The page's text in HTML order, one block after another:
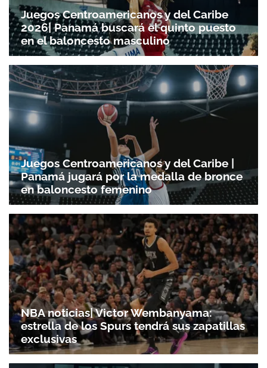
Juegos Centroamericanos y del Caribe
2026| Panamá buscará el quinto puesto
en el baloncesto masculino
Juegos Centroamericanos y del Caribe |
Panamá jugará por la medalla de bronce
en baloncesto femenino
NBA noticias| Victor Wembanyama:
estrella de los Spurs tendrá sus zapatillas
exclusivas